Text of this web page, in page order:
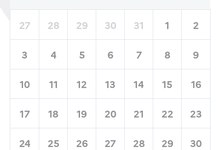
27 28 29 30 31 1 2
3 4 5 6 7 8 9
10 11 12 13 14 15 16
17 18 19 20 21 22 23
24 25 26 27 28 29 30